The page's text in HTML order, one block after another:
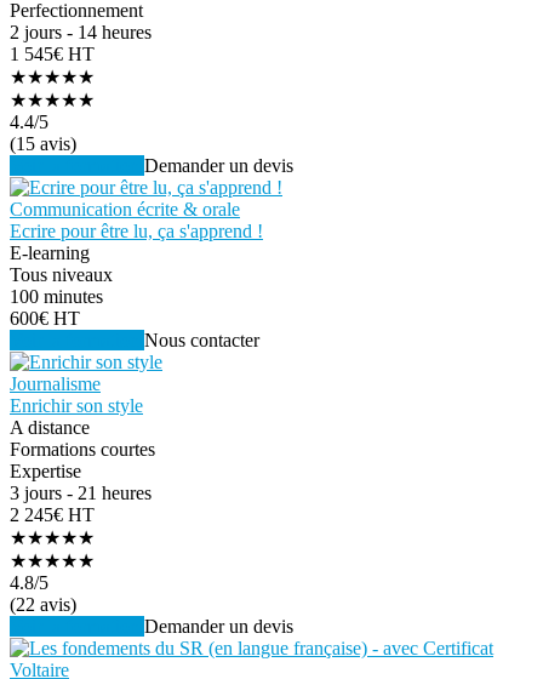
Perfectionnement
2 jours - 14 heures
1 545€ HT
★★★★★
★★★★★
4.4/5
(15 avis)
Demander un devis
Communication écrite & orale
Ecrire pour être lu, ça s'apprend !
E-learning
Tous niveaux
100 minutes
600€ HT
Nous contacter
Journalisme
Enrichir son style
A distance
Formations courtes
Expertise
3 jours - 21 heures
2 245€ HT
★★★★★
★★★★★
4.8/5
(22 avis)
Demander un devis